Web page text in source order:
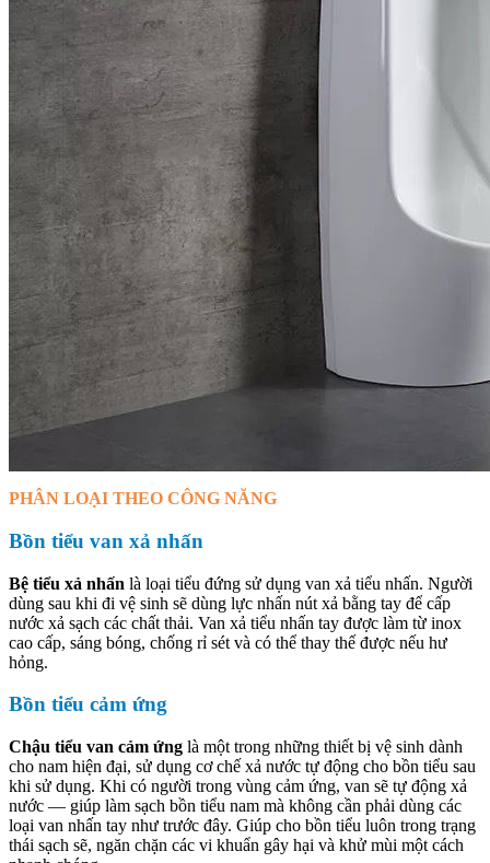
PHÂN LOẠI THEO CÔNG NĂNG
Bồn tiểu van xả nhấn
Bệ tiểu xả nhấn là loại tiểu đứng sử dụng van xả tiểu nhấn. Người
dùng sau khi đi vệ sinh sẽ dùng lực nhấn nút xả bằng tay để cấp
nước xả sạch các chất thải. Van xả tiểu nhấn tay được làm từ inox
cao cấp, sáng bóng, chống rỉ sét và có thể thay thế được nếu hư
hỏng.
Bồn tiểu cảm ứng
Chậu tiểu van cảm ứng là một trong những thiết bị vệ sinh dành
cho nam hiện đại, sử dụng cơ chế xả nước tự động cho bồn tiểu sau
khi sử dụng. Khi có người trong vùng cảm ứng, van sẽ tự động xả
nước — giúp làm sạch bồn tiểu nam mà không cần phải dùng các
loại van nhấn tay như trước đây. Giúp cho bồn tiểu luôn trong trạng
thái sạch sẽ, ngăn chặn các vi khuẩn gây hại và khử mùi một cách